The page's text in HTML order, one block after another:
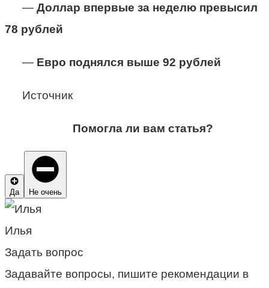
— Доллар впервые за неделю превысил
78 рублей
— Евро поднялся выше 92 рублей
Источник
Помогла ли вам статья?
Да Не очень
Илья
Задать вопрос
Задавайте вопросы, пишите рекомендации в